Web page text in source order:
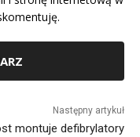
Następny artykuł
montuje defibrylatory